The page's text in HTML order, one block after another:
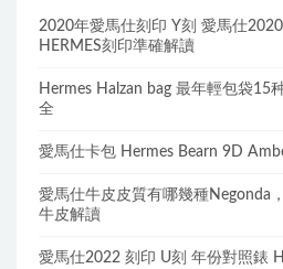
2020年愛馬仕刻印 Y刻 愛馬仕
HERMES刻印準確解讀
Hermes Halzan bag 最年輕包袋15
全
愛馬仕卡包 Hermes Bearn 9D
愛馬仕牛皮皮質有哪幾種Negonda
牛皮解讀
愛馬仕2022 刻印 U刻 年份對照錶